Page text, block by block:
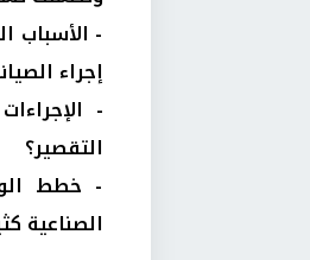
- الأسباب
إجراء
-
التقصير؟
- خطط
الصناعية